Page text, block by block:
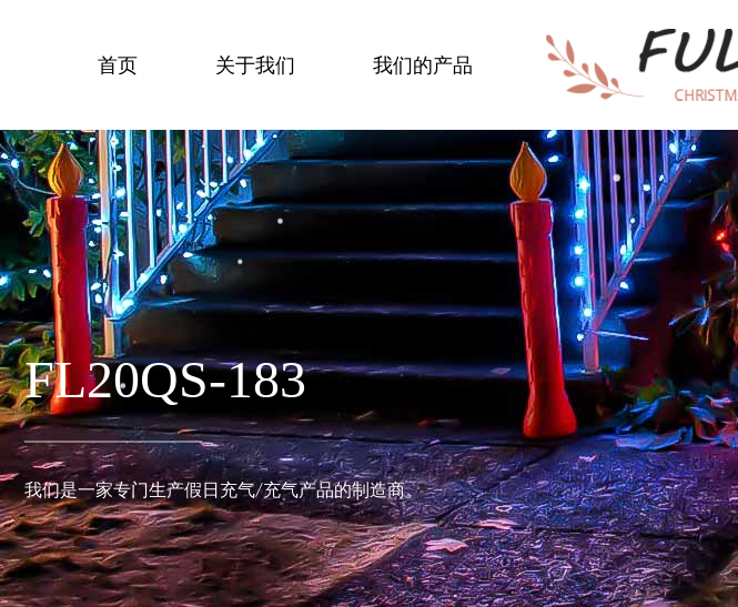
首页 关于我们 我们的产品
FL20QS-183
我们是一家专门生产假日充气/充气产品的制造商。